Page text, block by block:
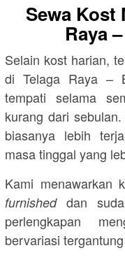
Sewa Kost
Raya
Selain kost harian,
di Telaga Raya –
tempati selama
kurang dari
biasanya lebih
masa tinggal yang
Kami menawarkan
furnished dan
perlengkapan
bervariasi